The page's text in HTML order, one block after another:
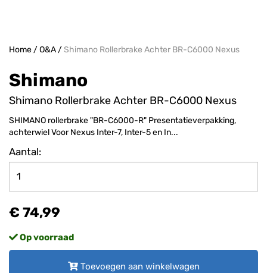
Home/O&A/Shimano Rollerbrake Achter BR-C6000 Nexus
Shimano
Shimano Rollerbrake Achter BR-C6000 Nexus
SHIMANO rollerbrake "BR-C6000-R" Presentatieverpakking,
achterwiel Voor Nexus Inter-7, Inter-5 en In...
Aantal:
€ 74,99
Op voorraad
Toevoegen aan winkelwagen